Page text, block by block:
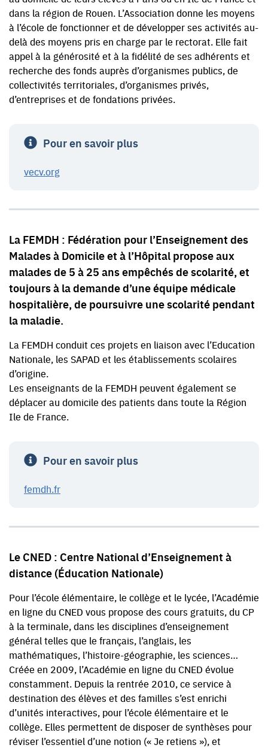
dans la région de Rouen. L’Association donne les moyens
à l’école de fonctionner et de développer ses activités au-
delà des moyens pris en charge par le rectorat. Elle fait
appel à la générosité et à la fidélité de ses adhérents et
recherche des fonds auprès d’organismes publics, de
collectivités territoriales, d’organismes privés,
d’entreprises et de fondations privées.
Pour en savoir plus
vecv.org
La FEMDH : Fédération pour l’Enseignement des
Malades à Domicile et à l’Hôpital propose aux
malades de 5 à 25 ans empêchés de scolarité, et
toujours à la demande d’une équipe médicale
hospitalière, de poursuivre une scolarité pendant
la maladie.
La FEMDH conduit ces projets en liaison avec l’Education
Nationale, les SAPAD et les établissements scolaires
d’origine.
Les enseignants de la FEMDH peuvent également se
déplacer au domicile des patients dans toute la Région
Ile de France.
Pour en savoir plus
femdh.fr
Le CNED : Centre National d’Enseignement à
distance (Éducation Nationale)
Pour l’école élémentaire, le collège et le lycée, l’Académie
en ligne du CNED vous propose des cours gratuits, du CP
à la terminale, dans les disciplines d’enseignement
général telles que le français, l’anglais, les
mathématiques, l’histoire-géographie, les sciences…
Créée en 2009, l’Académie en ligne du CNED évolue
constamment. Depuis la rentrée 2010, ce service à
destination des élèves et des familles s’est enrichi
d’unités interactives, pour l’école élémentaire et le
collège. Elles permettent de disposer de synthèses pour
réviser l’essentiel d’une notion (« Je retiens »), et